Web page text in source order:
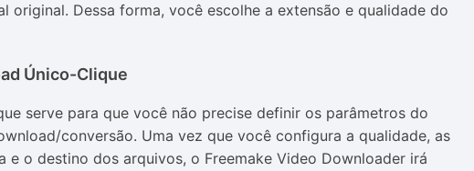
original. Dessa forma, você escolhe a extensão e qualidade do
Único-Clique
serve para que você não precise definir os parâmetros do
conversão. Uma vez que você configura a qualidade, as
e o destino dos arquivos, o Freemake Video Downloader irá